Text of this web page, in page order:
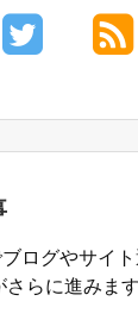
ログやサイ
さらに進みます